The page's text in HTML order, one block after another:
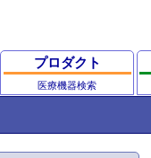
プロダクト
医療機器検索